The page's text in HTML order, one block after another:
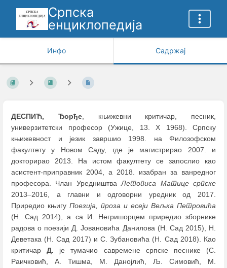
Српска
енциклопедија
Инфо Садржај
ДЕСПИЋ, Ђорђе, књижевни критичар, песник,
универзитетски професор (Ужице, 13. X 1968). Српску
књижевност и језик завршио 1998. на Филозофском
факултету у Новом Саду, где је магистрирао 2007. и
докторирао 2013. На истом факултету се запослио као
асистент-приправник 2004, а 2018. изабран за ванредног
професора. Члан УредништваЛетописа Матице српске
2013–2016, а главни и одговорни уредник од 2017.
Приредио књигу Поезија, проза и есеји Вељка Петровића
(Н. Сад 2014), а са И. Негришорцем приредио зборнике
радова о поезији Д. Јовановића Данилова (Н. Сад 2015), Н.
Деветака (Н. Сад 2017) и С. Зубановића (Н. Сад 2018). Као
критичарД. је тумачио савремене српске песнике (С.
Раичковић, А. Тишма, М. Данојлић, Љ. Симовић, М.